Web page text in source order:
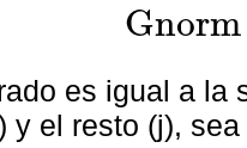
Gnorm
Gnorm=ΣjXijn-1
es igual a la
y el resto (j),